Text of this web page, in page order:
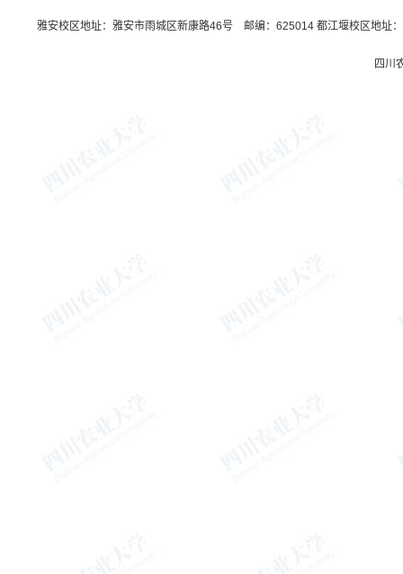
雅安校区地址：雅安市雨城区新康路46号 邮编：625014 都江堰校区地址
四川